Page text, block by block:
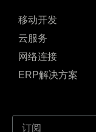
移动开发
云服务
网络连接
ERP解决方案